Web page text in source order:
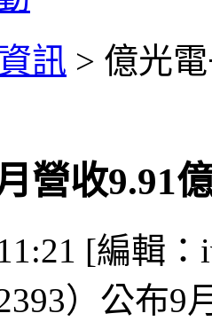
訊 > 億光
營收9.91
[編輯：
）公布9